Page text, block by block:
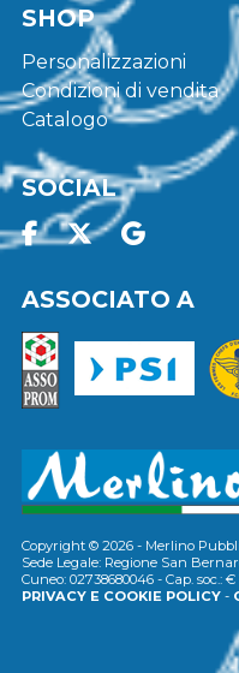
SHOP
Personalizzazioni
Condizioni di vendita
Catalogo
SOCIAL
ASSOCIATO A
Copyright © 2026 - Merlino
Sede Legale: Regione San
Cuneo: 02738680046 - Cap. soc.: €
PRIVACY E COOKIE POLICY-